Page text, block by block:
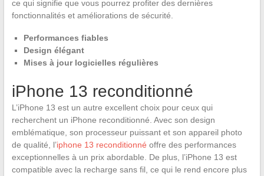
ce qui signifie que vous pourrez profiter des dernières
fonctionnalités et améliorations de sécurité.
Performances fiables
Design élégant
Mises à jour logicielles régulières
iPhone 13 reconditionné
L’iPhone 13 est un autre excellent choix pour ceux qui
recherchent un iPhone reconditionné. Avec son design
emblématique, son processeur puissant et son appareil photo
de qualité, l’iphone 13 reconditionné offre des performances
exceptionnelles à un prix abordable. De plus, l’iPhone 13 est
compatible avec la recharge sans fil, ce qui le rend encore plus